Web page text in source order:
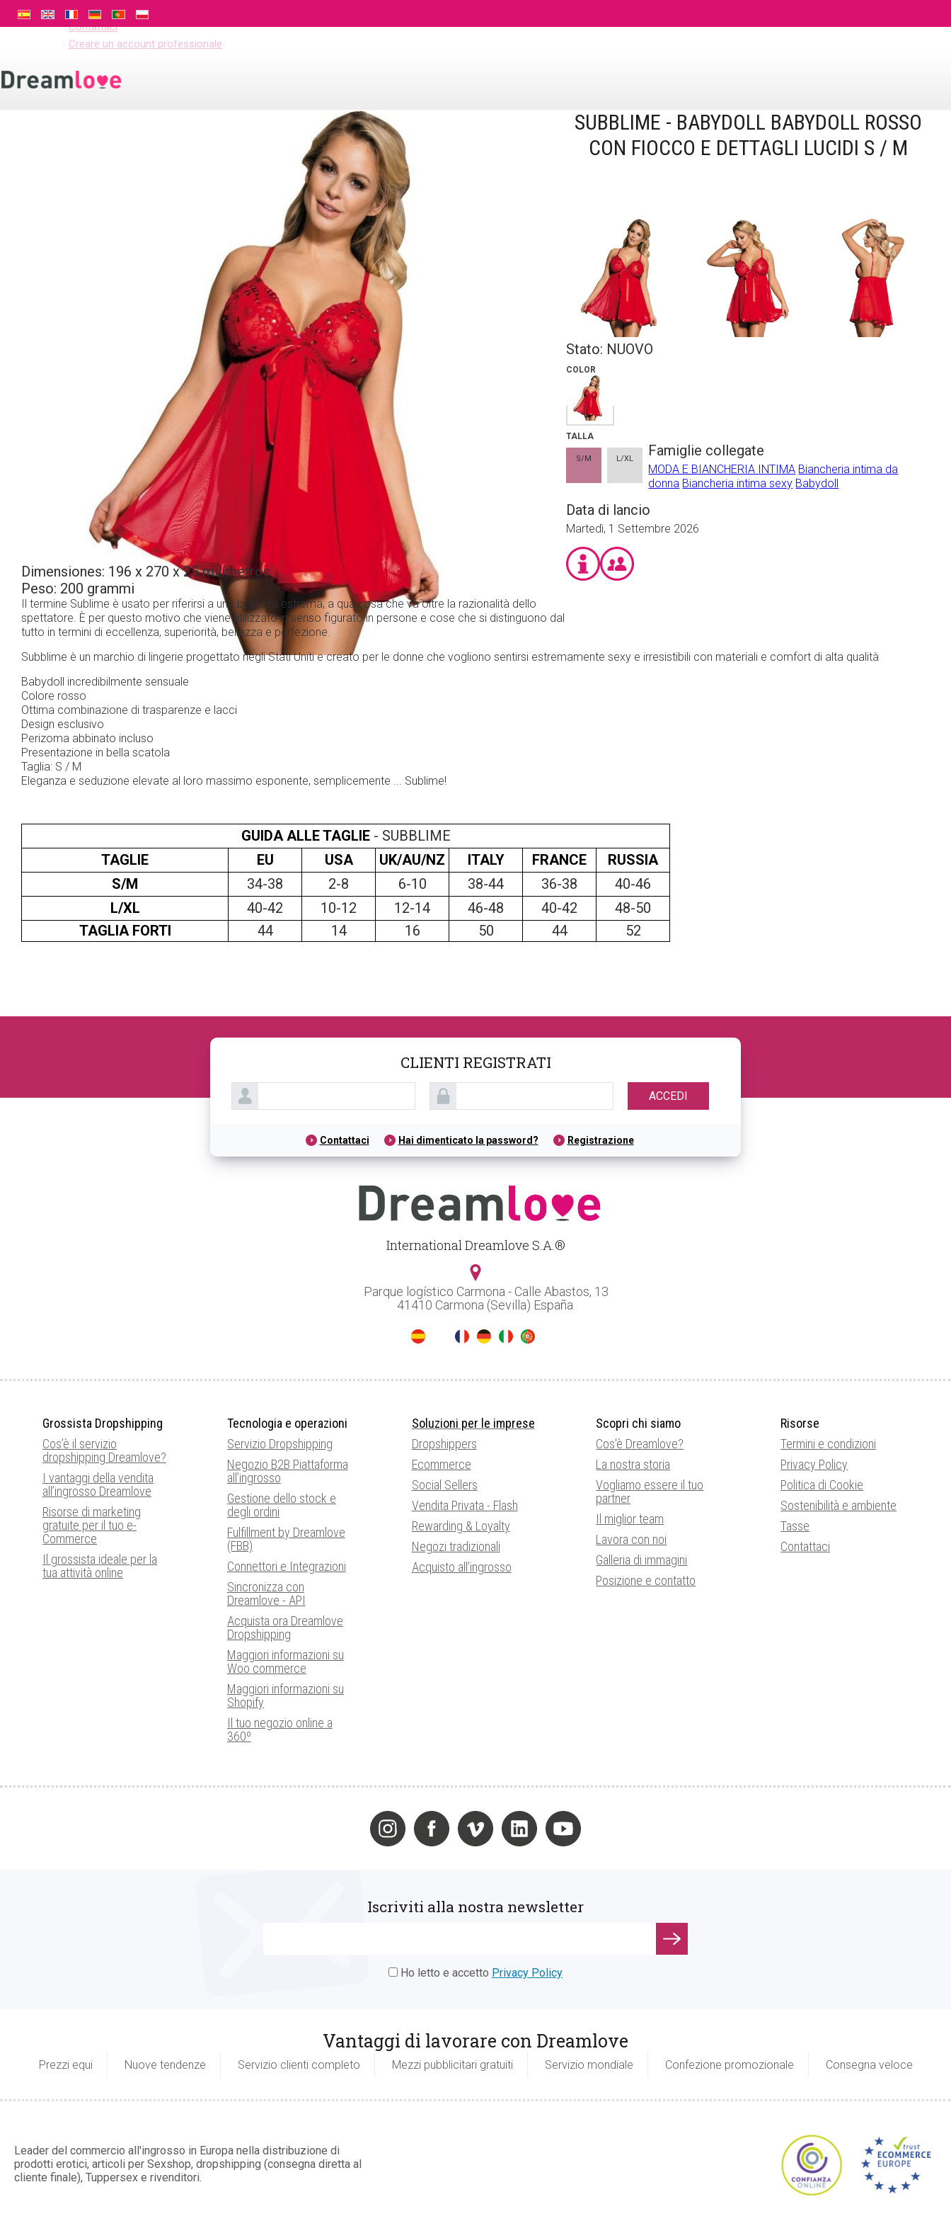
Inizio
Contattaci
Creare un account professionale
SUBBLIME - BABYDOLL BABYDOLL ROSSO
CON FIOCCO E DETTAGLI LUCIDI S / M
Stato: NUOVO
COLOR
TALLA
S/M L/XL Famiglie collegate
MODA E BIANCHERIA INTIMA Biancheria intima da
donna Biancheria intima sexy Babydoll
Data di lancio
Martedì, 1 Settembre 2026
Dimensiones: 196 x 270 x 25 milímetros
Peso: 200 grammi
Il termine Sublime è usato per riferirsi a una bellezza estrema, a qualcosa che va oltre la razionalità dello
spettatore. È per questo motivo che viene utilizzato in senso figurato in persone e cose che si distinguono dal
tutto in termini di eccellenza, superiorità, bellezza e perfezione.
Subblime è un marchio di lingerie progettato negli Stati Uniti e creato per le donne che vogliono sentirsi estremamente sexy e irresistibili con materiali e comfort di alta qualità
Babydoll incredibilmente sensuale
Colore rosso
Ottima combinazione di trasparenze e lacci
Design esclusivo
Perizoma abbinato incluso
Presentazione in bella scatola
Taglia: S / M
Eleganza e seduzione elevate al loro massimo esponente, semplicemente ... Sublime!
GUIDA ALLE TAGLIE- SUBBLIME
TAGLIE
EU USA UK/AU/NZ ITALY FRANCE
RUSSIA
S/M
34-38 2-8 6-10 38-44 36-38
40-46
L/XL
40-42 10-12 12-14 46-48 40-42
48-50
TAGLIA FORTI
44 14 16 50 44 52
CLIENTI REGISTRATI
Contattaci Hai dimenticato la password? Registrazione
International Dreamlove S.A.®
Parque logístico Carmona - Calle Abastos, 13
41410 Carmona (Sevilla) España
Grossista Dropshipping
Cos’è il servizio
dropshipping Dreamlove?
I vantaggi della vendita
all’ingrosso Dreamlove
Risorse di marketing
gratuite per il tuo e-
Commerce
Il grossista ideale per la
tua attività online
Tecnologia e operazioni
Servizio Dropshipping
Negozio B2B Piattaforma
all’ingrosso
Gestione dello stock e
degli ordini
Fulfillment by Dreamlove
(FBB)
Connettori e Integrazioni
Sincronizza con
Dreamlove - API
Acquista ora Dreamlove
Dropshipping
Maggiori informazioni su
Woo commerce
Maggiori informazioni su
Shopify
Il tuo negozio online a
360º
Soluzioni per le imprese
Dropshippers
Ecommerce
Social Sellers
Vendita Privata - Flash
Rewarding & Loyalty
Negozi tradizionali
Acquisto all’ingrosso
Scopri chi siamo
Cos'è Dreamlove?
La nostra storia
Vogliamo essere il tuo
partner
Il miglior team
Lavora con noi
Galleria di immagini
Posizione e contatto
Risorse
Termini e condizioni
Privacy Policy
Politica di Cookie
Sostenibilità e ambiente
Tasse
Contattaci
Iscriviti alla nostra newsletter
Ho letto e accetto Privacy Policy
Vantaggi di lavorare con Dreamlove
Prezzi equi Nuove tendenze Servizio clienti completo Mezzi pubblicitari gratuiti Servizio mondiale Confezione promozionale Consegna veloce
Leader del commercio all'ingrosso in Europa nella distribuzione di
prodotti erotici, articoli per Sexshop, dropshipping (consegna diretta al
cliente finale), Tuppersex e rivenditori.